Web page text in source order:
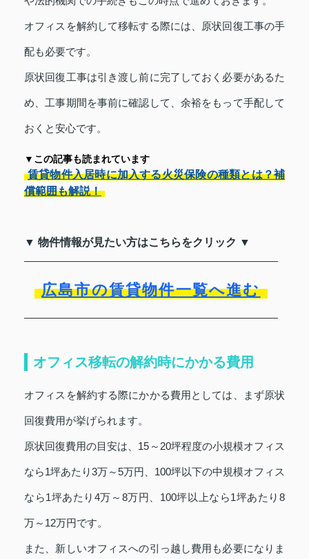
オフィスを解約して移転する際には、原状回復工事の手
配も必要です。
原状回復工事は引き渡し前に完了しておく必要があるた
め、工事期間を事前に確認して、余裕をもって手配して
おくと安心です。
▼この記事も読まれています
賃貸物件入居時に加入する火災保険の種類とは？補
償範囲も解説！
▼ 物件情報が見たい方はこちらをクリック ▼
広島市の賃貸物件一覧へ進む
オフィス移転の解約時にかかる費用
オフィスを解約する際にかかる費用としては、まず原状
回復費用が挙げられます。
原状回復費用の目安は、15～20坪程度の小規模オフィス
なら1坪あたり3万～5万円、100坪以下の中規模オフィス
なら1坪あたり4万～8万円、100坪以上なら1坪あたり8
万～12万円です。
また、新しいオフィスへの引っ越し費用も必要になりま